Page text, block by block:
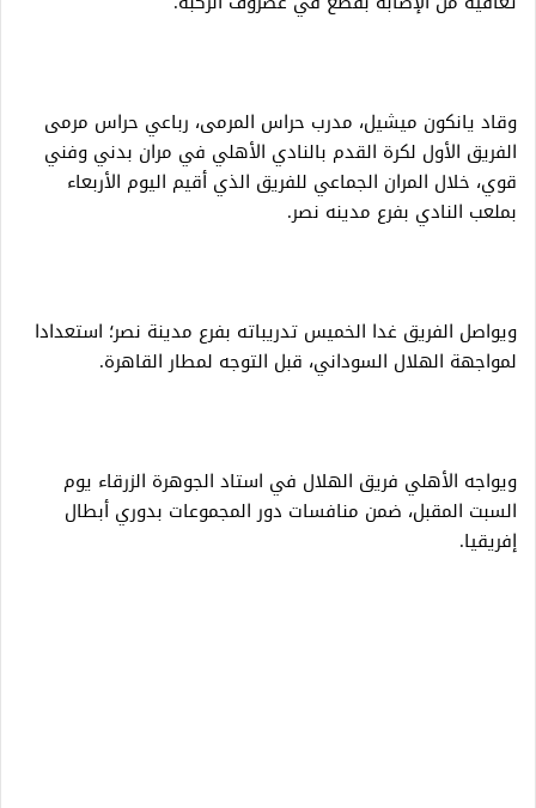
وقاد يانكون ميشيل، مدرب حراس المرمى، رباعي حراس مرمى
الفريق الأول لكرة القدم بالنادي الأهلي في مران بدني وفني
قوي، خلال المران الجماعي للفريق الذي أقيم اليوم الأربعاء
بملعب النادي بفرع مدينه نصر.
ويواصل الفريق غدا الخميس تدريباته بفرع مدينة نصر؛ استعدادا
لمواجهة الهلال السوداني، قبل التوجه لمطار القاهرة.
ويواجه الأهلي فريق الهلال في استاد الجوهرة الزرقاء يوم
السبت المقبل، ضمن منافسات دور المجموعات بدوري أبطال
إفريقيا.